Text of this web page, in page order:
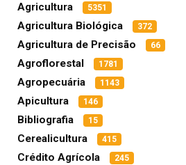
Agricultura 5351
Agricultura Biológica 372
Agricultura de Precisão 66
Agroflorestal 1781
Agropecuária 1143
Apicultura 146
Bibliografia 15
Cerealicultura 415
Crédito Agrícola 245